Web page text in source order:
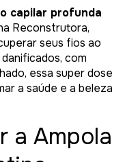
capilar profunda
Reconstrutora,
seus fios ao
com
essa super dose
a saúde e a beleza
a Ampola